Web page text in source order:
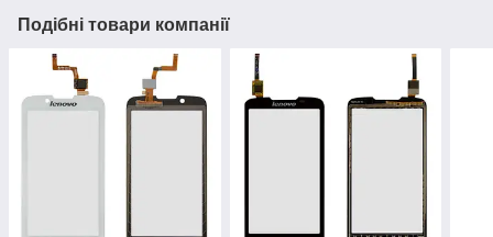
Подібні товари компанії